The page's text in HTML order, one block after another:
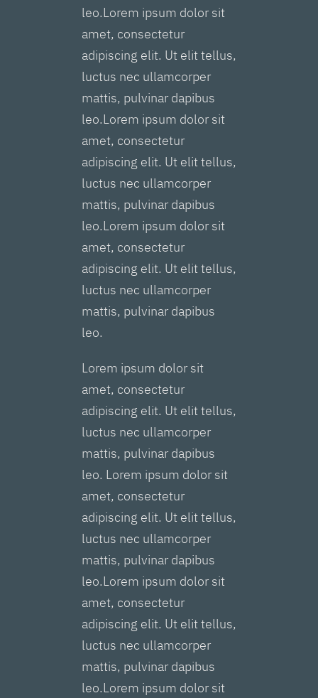
leo.Lorem ipsum dolor sit
amet, consectetur
adipiscing elit. Ut elit tellus,
luctus nec ullamcorper
mattis, pulvinar dapibus
leo.Lorem ipsum dolor sit
amet, consectetur
adipiscing elit. Ut elit tellus,
luctus nec ullamcorper
mattis, pulvinar dapibus
leo.Lorem ipsum dolor sit
amet, consectetur
adipiscing elit. Ut elit tellus,
luctus nec ullamcorper
mattis, pulvinar dapibus
leo.
Lorem ipsum dolor sit
amet, consectetur
adipiscing elit. Ut elit tellus,
luctus nec ullamcorper
mattis, pulvinar dapibus
leo. Lorem ipsum dolor sit
amet, consectetur
adipiscing elit. Ut elit tellus,
luctus nec ullamcorper
mattis, pulvinar dapibus
leo.Lorem ipsum dolor sit
amet, consectetur
adipiscing elit. Ut elit tellus,
luctus nec ullamcorper
mattis, pulvinar dapibus
leo.Lorem ipsum dolor sit